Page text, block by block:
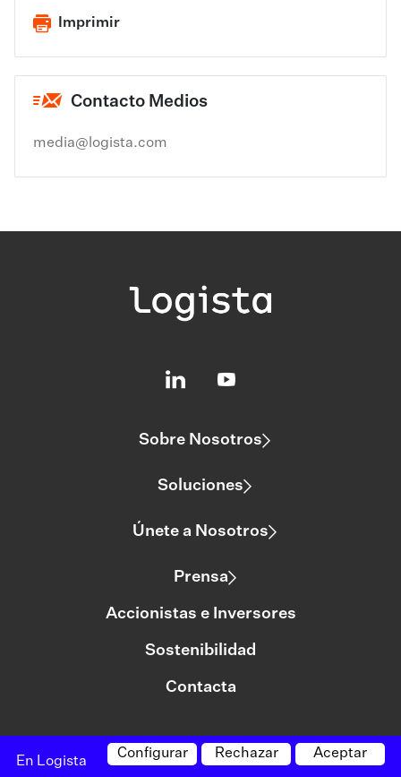
Imprimir
Contacto Medios
media@logista.com
Sobre Nosotros
Soluciones
Únete a Nosotros
Prensa
Accionistas e Inversores
Sostenibilidad
Contacta
©logista Todos los derechos reservadosAceptar
Rechazar
Configurar
En Logista